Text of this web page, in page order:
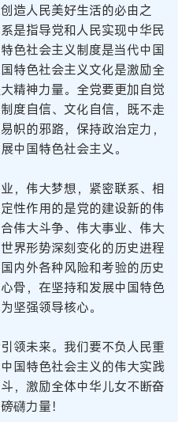
造人民美好生活的必由之
是指导党和人民实现中华民
色社会主义制度是当代中国
特色社会主义文化是激励全
精神力量。全党要更加自觉
度自信、文化自信，既不走
帜的邪路，保持政治定力，
中国特色社会主义。
，伟大梦想，紧密联系、相
性作用的是党的建设新的伟
伟大斗争、伟大事业、伟大
界形势深刻变化的历史进程
内外各种风险和考验的历史
骨，在坚持和发展中国特色
坚强领导核心。
领未来。我们要不负人民重
国特色社会主义的伟大实践
，激励全体中华儿女不断奋
礴力量！